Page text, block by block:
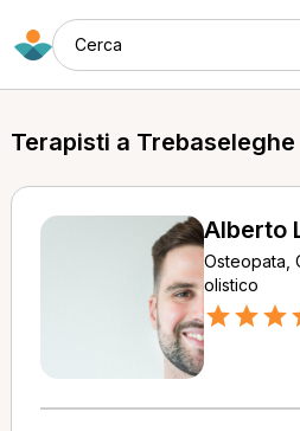
Cerca
Terapisti a Trebaseleghe
Alberto
Osteopata,
olistico